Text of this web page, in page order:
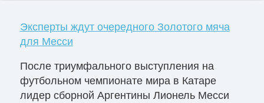
Эксперты ждут очередного Золотого мяча
для Месси
После триумфального выступления на
футбольном чемпионате мира в Катаре
лидер сборной Аргентины Лионель Месси